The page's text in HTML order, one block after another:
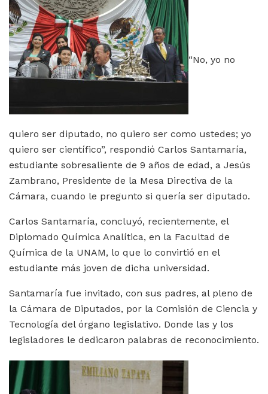
“No, yo no
quiero ser diputado, no quiero ser como ustedes; yo
quiero ser científico”, respondió Carlos Santamaría,
estudiante sobresaliente de 9 años de edad, a Jesús
Zambrano, Presidente de la Mesa Directiva de la
Cámara, cuando le pregunto si quería ser diputado.
Carlos Santamaría, concluyó, recientemente, el
Diplomado Química Analítica, en la Facultad de
Química de la UNAM, lo que lo convirtió en el
estudiante más joven de dicha universidad.
Santamaría fue invitado, con sus padres, al pleno de
la Cámara de Diputados, por la Comisión de Ciencia y
Tecnología del órgano legislativo. Donde las y los
legisladores le dedicaron palabras de reconocimiento.